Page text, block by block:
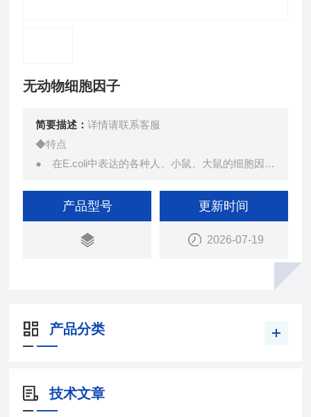
无动物细胞因子
简要描述：详情请联系客服
◆特点
● 在E.coli中表达的各种人、小鼠、大鼠的细胞因子
● 过滤除菌、冻干品
产品型号 更新时间
2026-07-19
产品分类
技术文章